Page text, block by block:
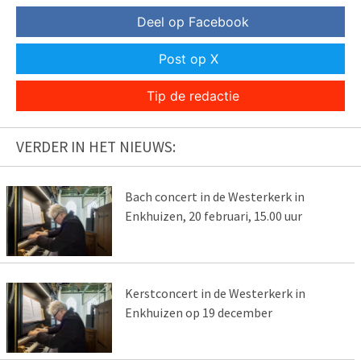
Deel op Facebook
Post op X
Tip de redactie
VERDER IN HET NIEUWS:
Bach concert in de Westerkerk in
Enkhuizen, 20 februari, 15.00 uur
Kerstconcert in de Westerkerk in
Enkhuizen op 19 december